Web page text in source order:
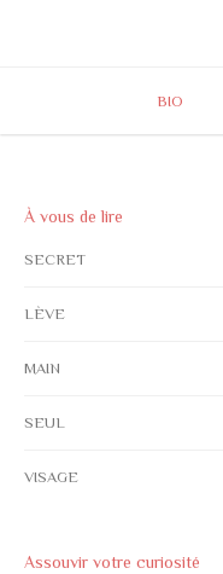
BIO
À vous de lire
SECRET
LÈVE
MAIN
SEUL
VISAGE
Assouvir votre curiosité